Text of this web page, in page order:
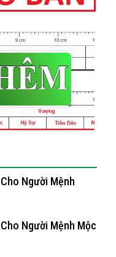
Người Mệnh
Người Mệnh Mộc